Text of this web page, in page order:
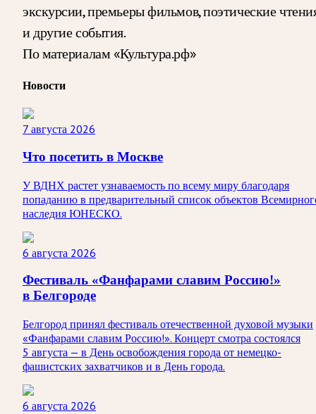
экскурсии, премьеры фильмов, поэтические
и другие события.
По материалам «Культура.рф»
Новости
7 августа 2026
Что посетить в Москве
У ВДНХ растет узнаваемость по всему миру благодаря
попаданию в предварительный список объектов
наследия ЮНЕСКО.
6 августа 2026
Фестиваль «Фанфарами славим Россию!»
в Белгороде
Белгород принял фестиваль отечественной духовой музыки
«Фанфарами славим Россию!». Концерт смотра состоялся
5 августа — в День освобождения города от немецко-
фашистских захватчиков и в День города.
6 августа 2026